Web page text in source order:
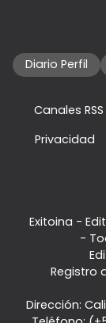
Diario Perfil
Canales RSS
Privacidad
Exitoina -
-
Registro
Dirección: